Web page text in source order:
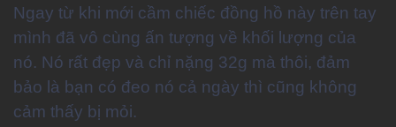
Ngay từ khi mới cầm chiếc đồng hồ này trên tay
mình đã vô cùng ấn tượng về khối lượng của
nó. Nó rất đẹp và chỉ nặng 32g mà thôi, đảm
bảo là bạn có đeo nó cả ngày thì cũng không
cảm thấy bị mỏi.